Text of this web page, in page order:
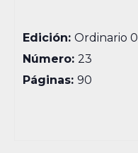
Edición:Ordinario 0
Número:23
Páginas:90